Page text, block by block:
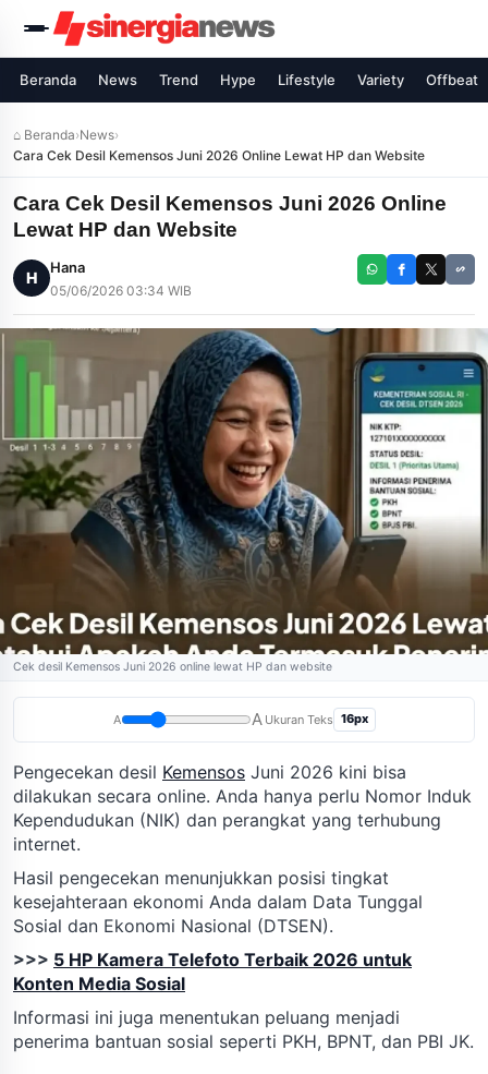
Beranda News Trend Hype Lifestyle Variety Offbeat
⌂ Beranda›News›
Cara Cek Desil Kemensos Juni 2026 Online Lewat HP dan Website
Cara Cek Desil Kemensos Juni 2026 Online
Lewat HP dan Website
H
Hana
05/06/2026 03:34 WIB
Cek desil Kemensos Juni 2026 online lewat HP dan website
A A Ukuran Teks 16px
Pengecekan desil Kemensos Juni 2026 kini bisa
dilakukan secara online. Anda hanya perlu Nomor Induk
Kependudukan (NIK) dan perangkat yang terhubung
internet.
Hasil pengecekan menunjukkan posisi tingkat
kesejahteraan ekonomi Anda dalam Data Tunggal
Sosial dan Ekonomi Nasional (DTSEN).
>>> 5 HP Kamera Telefoto Terbaik 2026 untuk
Konten Media Sosial
Informasi ini juga menentukan peluang menjadi
penerima bantuan sosial seperti PKH, BPNT, dan PBI JK.